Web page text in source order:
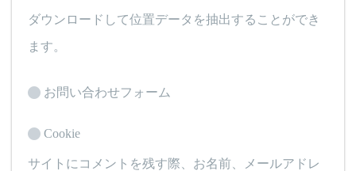
ダウンロードして位置データを抽出することができ
ます。
お問い合わせフォーム
Cookie
サイトにコメントを残す際、お名前、メールアドレ